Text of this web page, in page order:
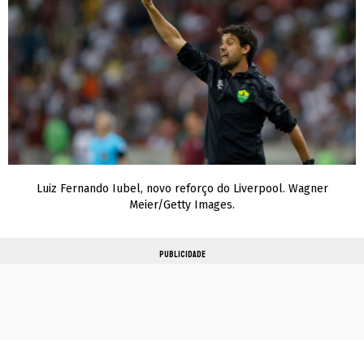
Luiz Fernando Iubel, novo reforço do Liverpool. Wagner
Meier/Getty Images.
PUBLICIDADE